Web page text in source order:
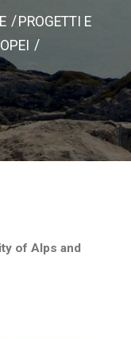
PROGETTI E
of Alps and